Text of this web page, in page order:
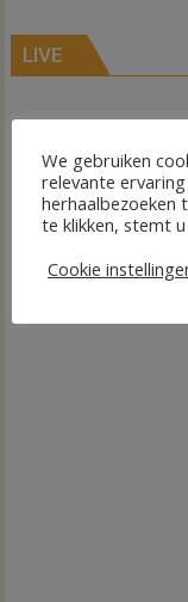
LIVE
We gebruiken
relevante
herhaalbezoeken
te klikken, stemt
Cookie